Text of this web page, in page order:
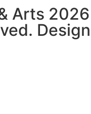
Arts 2026
Design